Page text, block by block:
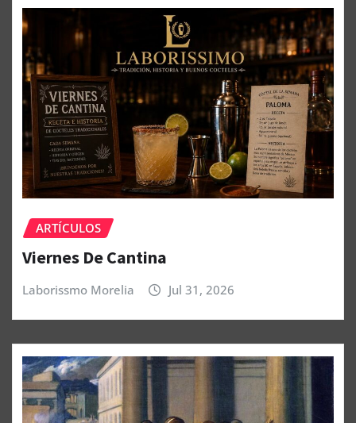
ARTÍCULOS
Viernes De Cantina
Laborissmo Morelia Jul 31, 2026